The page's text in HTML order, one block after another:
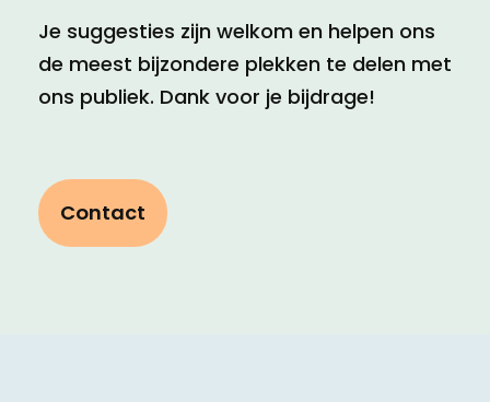
Je suggesties zijn welkom en helpen ons
de meest bijzondere plekken te delen met
ons publiek. Dank voor je bijdrage!
Contact